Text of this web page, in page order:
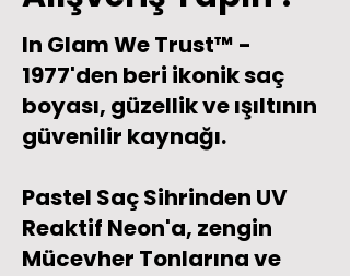
In Glam We Trust™ -
1977'den beri ikonik saç
boyası, güzellik ve ışıltının
güvenilir kaynağı.
Pastel Saç Sihrinden UV
Reaktif Neon'a, zengin
Mücevher Tonlarına ve